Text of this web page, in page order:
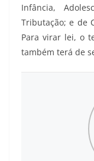
Infância,
Tributação; e de
Para virar lei, o
também terá de